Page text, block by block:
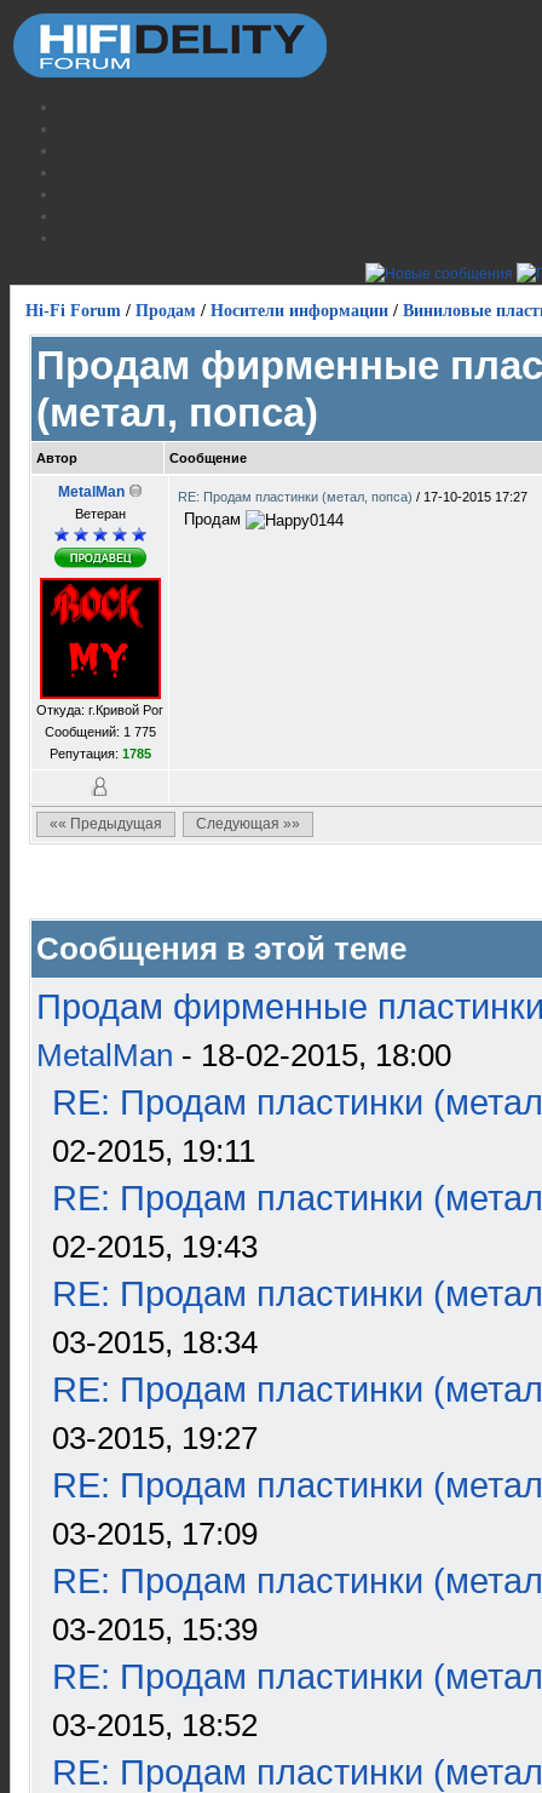
Hi-Fi Forum / Продам / Носители информации / Виниловые
Продам фирменные
(метал, попса)
Автор Сообщение
MetalMan
Ветеран
Откуда: г.Кривой Рог
Сообщений: 1 775
Репутация: 1785
RE: Продам пластинки (метал, попса) / 17-10-2015 17:27
Продам
«« Предыдущая Следующая »»
Сообщения в этой теме
Продам фирменные
MetalMan - 18-02-2015, 18:00
RE: Продам пластинки
02-2015, 19:11
RE: Продам пластинки
02-2015, 19:43
RE: Продам пластинки
03-2015, 18:34
RE: Продам пластинки
03-2015, 19:27
RE: Продам пластинки
03-2015, 17:09
RE: Продам пластинки
03-2015, 15:39
RE: Продам пластинки
03-2015, 18:52
RE: Продам пластинки